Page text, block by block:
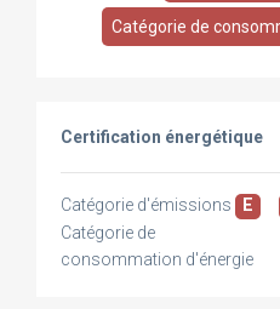
Catégorie de
Certification énergétique
Catégorie d'émissions E
Catégorie de
consommation d'énergie